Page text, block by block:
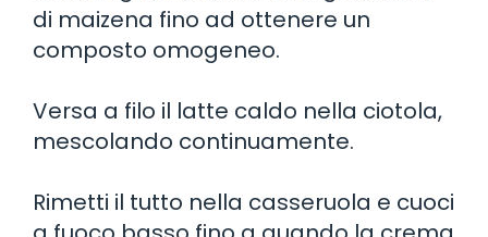
di maizena fino ad ottenere un
composto omogeneo.
Versa a filo il latte caldo nella ciotola,
mescolando continuamente.
Rimetti il tutto nella casseruola e cuoci